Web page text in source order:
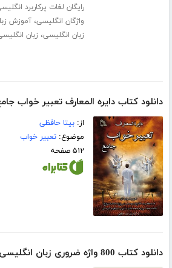
رایگان لغات پرکاربرد
واژگان انگلیسی،آموزش
زبان انگلیسی، زبان
دانلود کتاب دایره المعارف تعبیر‌ خواب
از:بیتا حافظی
موضوع:تعبیر خواب
۵۱۲ صفحه
دانلود کتاب 800 واژه ضروری زبان انگلیسی